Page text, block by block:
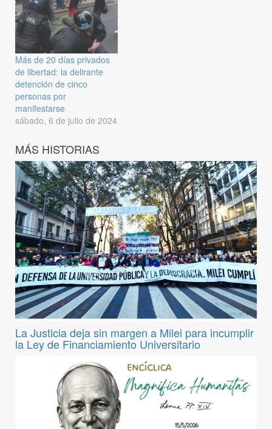
Más de 20 días privados
de libertad: la delirante
detención de cinco
personas por
manifestarse
sábado, 6 de julio de 2024
MÁS HISTORIAS
La Justicia deja sin margen a Milei para incumplir
la Ley de Financiamiento Universitario